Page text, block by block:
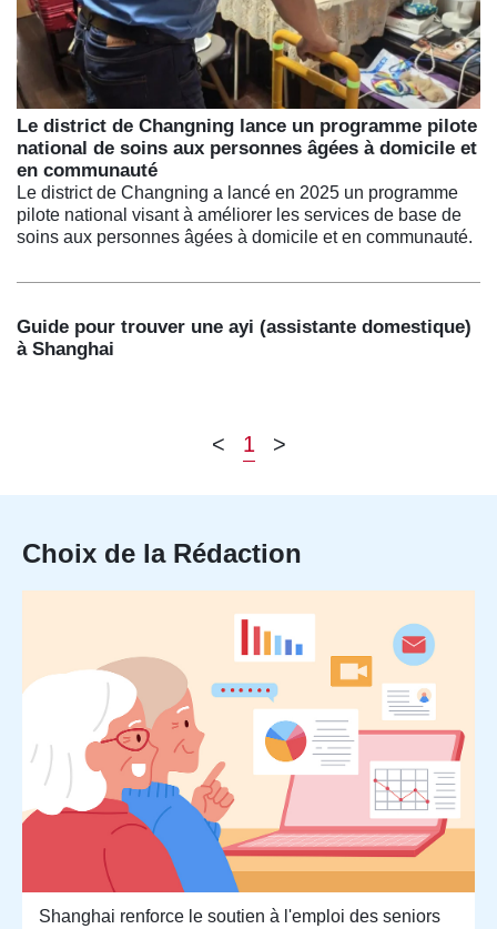
Le district de Changning lance un programme pilote
national de soins aux personnes âgées à domicile et
en communauté
Le district de Changning a lancé en 2025 un programme
pilote national visant à améliorer les services de base de
soins aux personnes âgées à domicile et en communauté.
Guide pour trouver une ayi (assistante domestique)
à Shanghai
< 1 >
Choix de la Rédaction
Shanghai renforce le soutien à l'emploi des seniors